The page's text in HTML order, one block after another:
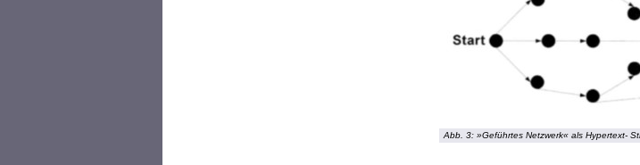
Abb. 3: »Geführtes Netzwerk« als Hypertext-